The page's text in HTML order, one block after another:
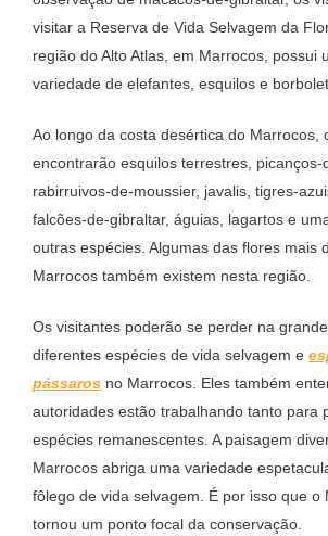
visitar a Reserva de Vida Selvagem da
região do Alto Atlas, em Marrocos, possui
variedade de elefantes, esquilos e
Ao longo da costa desértica do Marrocos,
encontrarão esquilos terrestres, picanços-
rabirruivos-de-moussier, javalis, tigres-
falcões-de-gibraltar, águias, lagartos e
outras espécies. Algumas das flores mais
Marrocos também existem nesta região.
Os visitantes poderão se perder na
diferentes espécies de vida selvagem e
pássaros no Marrocos. Eles também
autoridades estão trabalhando tanto para
espécies remanescentes. A paisagem
Marrocos abriga uma variedade
fôlego de vida selvagem. É por isso que o
tornou um ponto focal da conservação.